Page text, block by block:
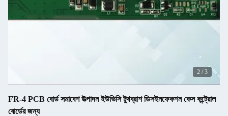
2 /3
FR-4 PCB বোর্ড সমাবেশ উত্পাদন ইউভিসি টুথব্রাশ ডিসইনফেকশন কেস কন্ট্রোল
বোর্ডের জন্য